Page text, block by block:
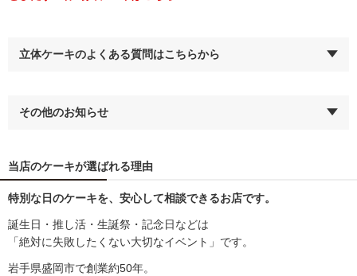
立体ケーキのよくある質問はこちらから
その他のお知らせ
当店のケーキが選ばれる理由
特別な日のケーキを、安心して相談できるお店です。
誕生日・推し活・生誕祭・記念日などは
「絶対に失敗したくない大切なイベント」です。
岩手県盛岡市で創業約50年。